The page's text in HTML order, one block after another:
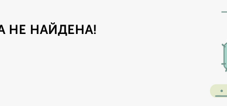
НЕ НАЙДЕНА!